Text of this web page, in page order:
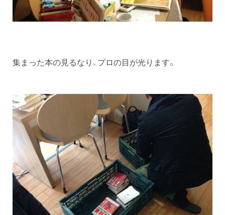
集まった本の見るなり、プロの目が光ります。